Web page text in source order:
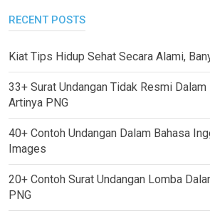
RECENT POSTS
Kiat Tips Hidup Sehat Secara Alami,
33+ Surat Undangan Tidak Resmi
Artinya PNG
40+ Contoh Undangan Dalam Bahasa
Images
20+ Contoh Surat Undangan Lomba
PNG